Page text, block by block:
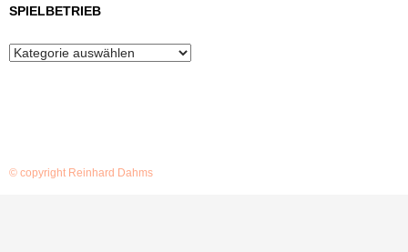
SPIELBETRIEB
Spielbetrieb
© copyright Reinhard Dahms